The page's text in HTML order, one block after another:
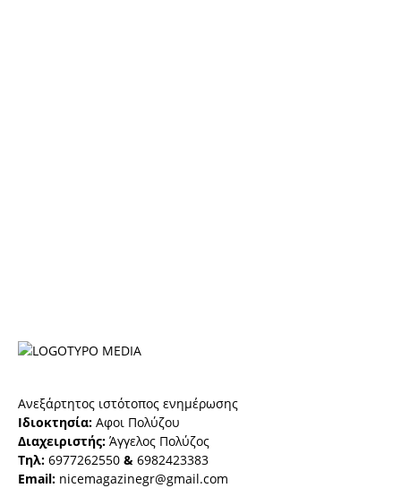
Ανεξάρτητος ιστότοπος ενημέρωσης
Ιδιοκτησία: Αφοι Πολύζου
Διαχειριστής: Άγγελος Πολύζος
Τηλ: 6977262550 & 6982423383
Email: nicemagazinegr@gmail.com